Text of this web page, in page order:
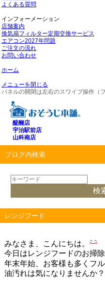
よくある質問
インフォーメーション
店舗案内
換気扇フィルター定期交換サービス
エアコン2027年問題
ご注文の流れ
お問い合わせ
ホーム
メニューを閉じる
パネルの開閉は左右のスワイプ操作（
醍醐店
宇治駅前店
山科南店
ブログ内検索
レンジフード
みなさま、こんにちは。
今日はレンジフードのお掃
年末年始、お客様も多くフ
油汚れは気になりませんか？